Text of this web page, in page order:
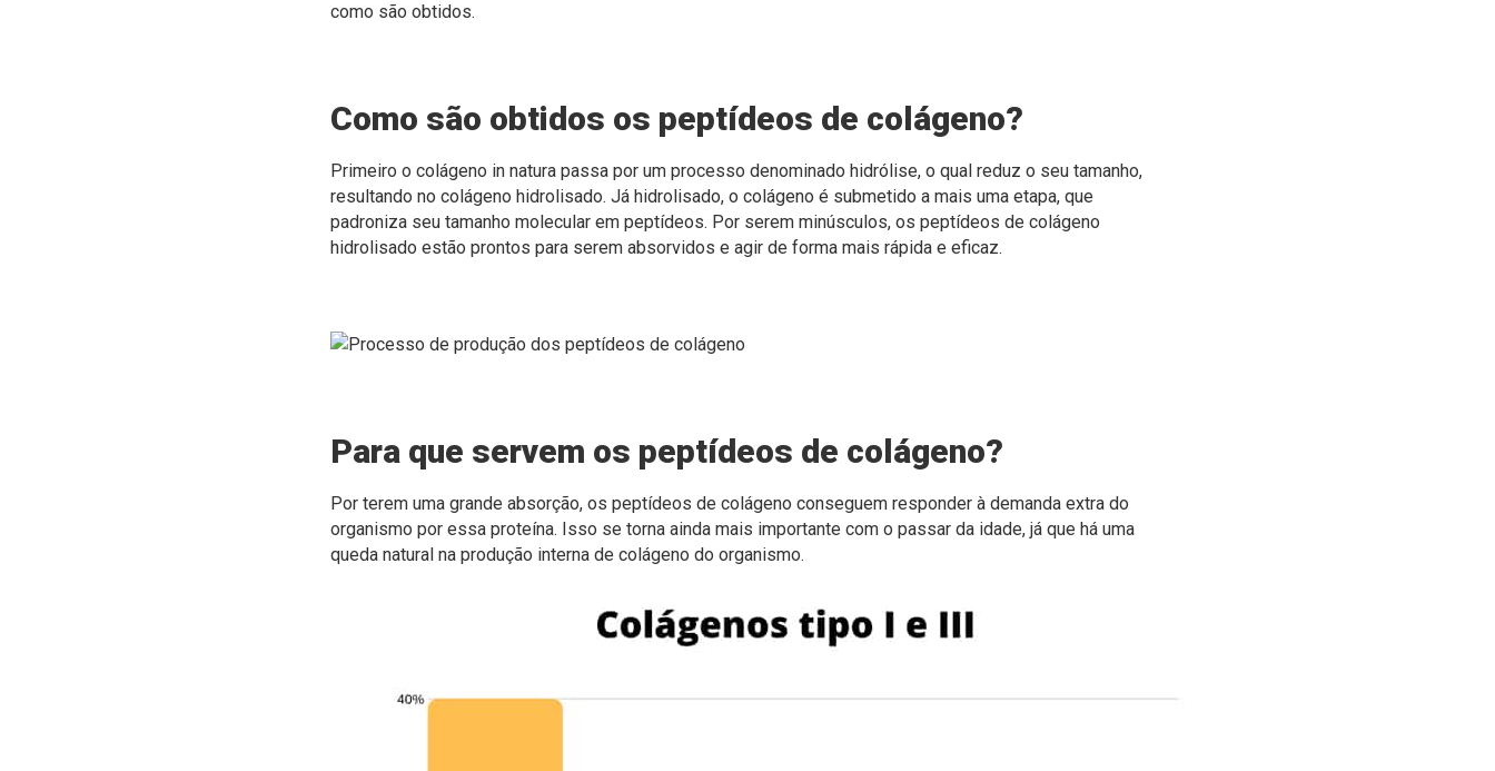
como são obtidos.
Como são obtidos os peptídeos de colágeno?
Primeiro o colágeno in natura passa por um processo denominado hidrólise, o qual reduz o seu tamanho,
resultando no colágeno hidrolisado. Já hidrolisado, o colágeno é submetido a mais uma etapa, que
padroniza seu tamanho molecular em peptídeos. Por serem minúsculos, os peptídeos de colágeno
hidrolisado estão prontos para serem absorvidos e agir de forma mais rápida e eficaz.
Para que servem os peptídeos de colágeno?
Por terem uma grande absorção, os peptídeos de colágeno conseguem responder à demanda extra do
organismo por essa proteína. Isso se torna ainda mais importante com o passar da idade, já que há uma
queda natural na produção interna de colágeno do organismo.